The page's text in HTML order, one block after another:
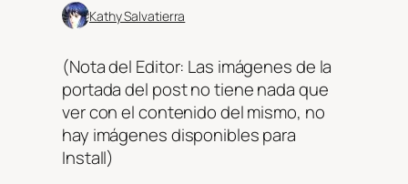
Kathy Salvatierra
(Nota del Editor: Las imágenes de la
portada del post no tiene nada que
ver con el contenido del mismo, no
hay imágenes disponibles para
Install)